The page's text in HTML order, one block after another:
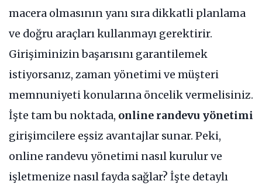
macera olmasının yanı sıra dikkatli planlama
ve doğru araçları kullanmayı gerektirir.
Girişiminizin başarısını garantilemek
istiyorsanız, zaman yönetimi ve müşteri
memnuniyeti konularına öncelik vermelisiniz.
İşte tam bu noktada, online randevu yönetimi
girişimcilere eşsiz avantajlar sunar. Peki,
online randevu yönetimi nasıl kurulur ve
işletmenize nasıl fayda sağlar? İşte detaylı